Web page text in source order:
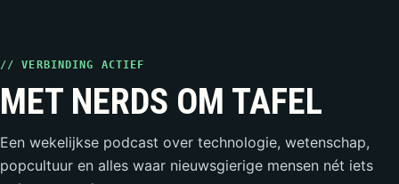
// VERBINDING ACTIEF
MET NERDS OM TAFEL
Een wekelijkse podcast over technologie, wetenschap,
popcultuur en alles waar nieuwsgierige mensen nét iets